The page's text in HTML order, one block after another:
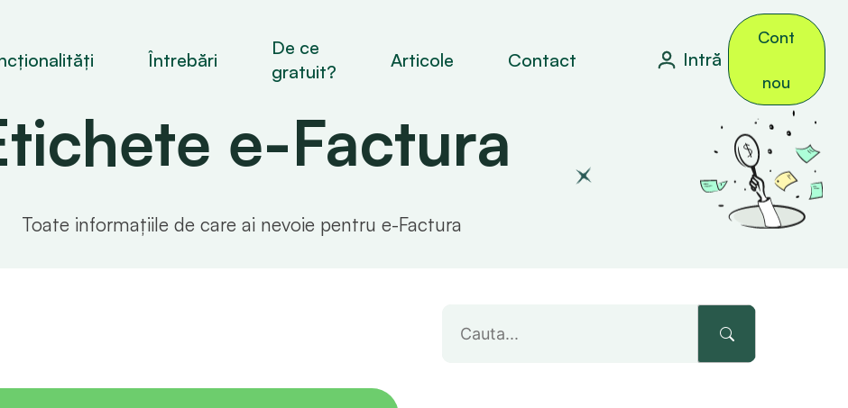
Intră
Cont
nou
Întrebări
De ce
gratuit?
Articole Contact
e-Factura
Toate informațiile de care ai nevoie pentru e-Factura